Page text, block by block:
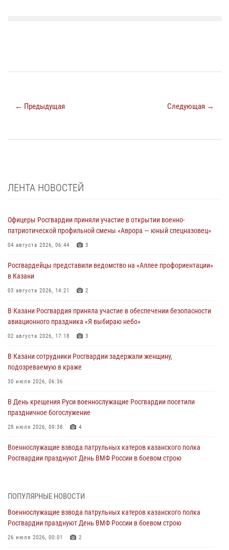
← Предыдущая Следующая →
ЛЕНТА НОВОСТЕЙ
Офицеры Росгвардии приняли участие в открытии военно-
патриотической профильной смены «Аврора — юный спецназовец»
04 августа 2026, 06:44 3
Росгвардейцы представили ведомство на «Аллее профориентации»
в Казани
03 августа 2026, 14:21 2
В Казани Росгвардия приняла участие в обеспечении безопасности
авиационного праздника «Я выбираю небо»
02 августа 2026, 17:18 3
В Казани сотрудники Росгвардии задержали женщину,
подозреваемую в краже
30 июля 2026, 06:36
В День крещения Руси военнослужащие Росгвардии посетили
праздничное богослужение
28 июля 2026, 09:38 4
Военнослужащие взвода патрульных катеров казанского полка
Росгвардии празднуют День ВМФ России в боевом строю
Татарстанские росгвардейцы завоевали «бронзу» в окружном этапе
24 июля 2026, 15:05 4
В казанском полку Росгвардии состоялся концерт певицы Кристины
ПОПУЛЯРНЫЕ НОВОСТИ
Военнослужащие взвода патрульных катеров казанского полка
Росгвардии празднуют День ВМФ России в боевом строю
26 июля 2026, 00:01 2